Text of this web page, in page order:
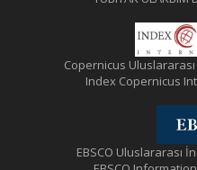
Copernicus
Index Copernicus
EBSCO Uluslararası